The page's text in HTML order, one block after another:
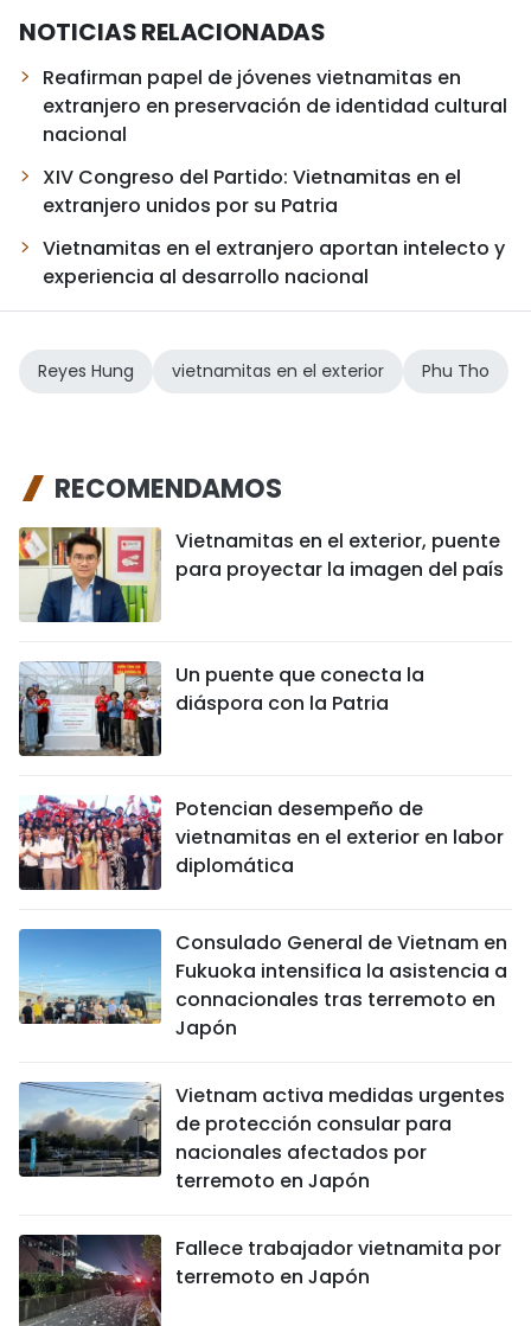
NOTICIAS RELACIONADAS
Reafirman papel de jóvenes vietnamitas en
extranjero en preservación de identidad cultural
nacional
XIV Congreso del Partido: Vietnamitas en el
extranjero unidos por su Patria
Vietnamitas en el extranjero aportan intelecto y
experiencia al desarrollo nacional
Reyes Hung vietnamitas en el exterior Phu Tho
RECOMENDAMOS
Vietnamitas en el exterior, puente
para proyectar la imagen del país
Un puente que conecta la
diáspora con la Patria
Potencian desempeño de
vietnamitas en el exterior en labor
diplomática
Consulado General de Vietnam en
Fukuoka intensifica la asistencia a
connacionales tras terremoto en
Japón
Vietnam activa medidas urgentes
de protección consular para
nacionales afectados por
terremoto en Japón
Fallece trabajador vietnamita por
terremoto en Japón